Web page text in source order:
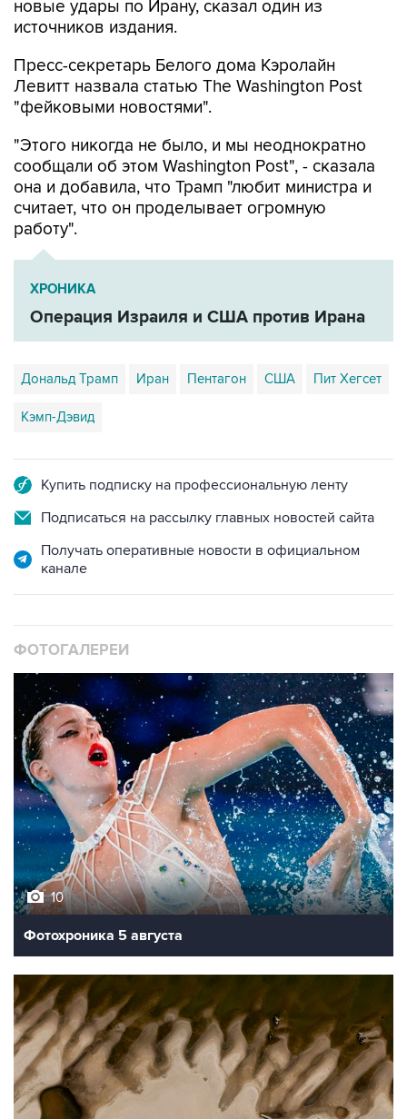
новые удары по Ирану, сказал один из
источников издания.
Пресс-секретарь Белого дома Кэролайн
Левитт назвала статью The Washington Post
"фейковыми новостями".
"Этого никогда не было, и мы неоднократно
сообщали об этом Washington Post", - сказала
она и добавила, что Трамп "любит министра и
считает, что он проделывает огромную
работу".
ХРОНИКА
Операция Израиля и США против Ирана
Дональд Трамп Иран Пентагон США Пит Хегсет
Кэмп-Дэвид
Купить подписку на профессиональную ленту
Подписаться на рассылку главных новостей сайта
Получать оперативные новости в официальном
канале
ФОТОГАЛЕРЕИ
10
Фотохроника 5 августа